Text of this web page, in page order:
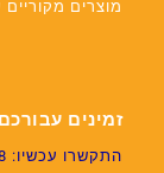
מוצרים
זמינים
התקשרו עכשיו: 02-5300298